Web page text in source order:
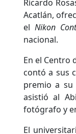
Ricardo
Acatlán,
el Nikon
nacional.
En el Centro
contó a sus
premio a su
asistió al
fotógrafo y
El